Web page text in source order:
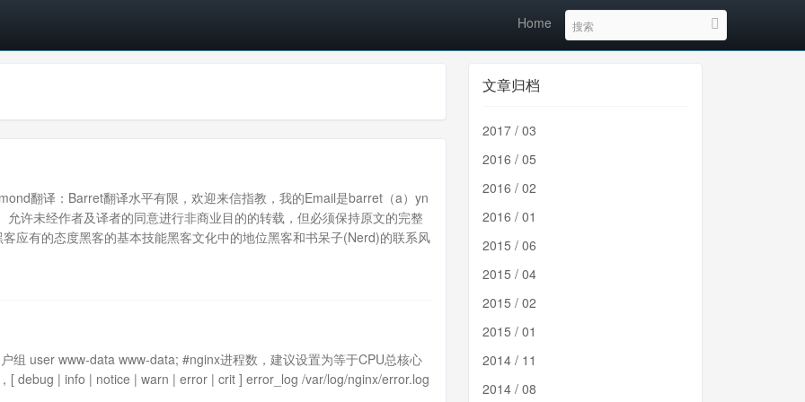
Home
翻译：Barret翻译水平有限，欢迎来信指教，我的Email是barret（a）yn
许未经作者及译者的同意进行非商业目的的转载，但必须保持原文的完整
应有的态度黑客的基本技能黑客文化中的地位黑客和书呆子(Nerd)的联系风
组 user www-data www-data; #nginx进程数，建议设置为等于CPU总核心
[ debug | info | notice | warn | error | crit ] error_log /var/log/nginx/error.log
文章归档
2017 / 03
2016 / 05
2016 / 02
2016 / 01
2015 / 06
2015 / 04
2015 / 02
2015 / 01
2014 / 11
2014 / 08